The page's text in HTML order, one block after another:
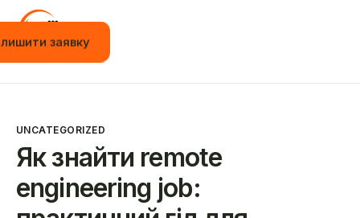
Головна
Стажування
Навчання
Події
заявку
UNCATEGORIZED
Як знайти remote
engineering job:
e
r
n
a
t
i